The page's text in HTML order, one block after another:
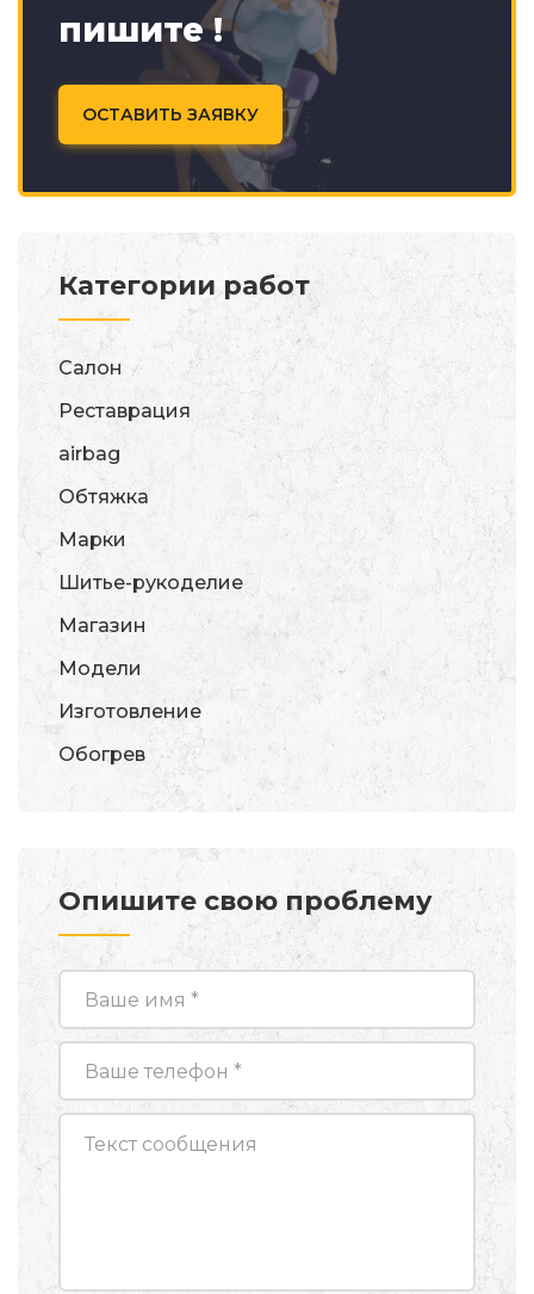
пишите !
ОСТАВИТЬ ЗАЯВКУ
Категории работ
Салон
Реставрация
airbag
Обтяжка
Марки
Шитье-рукоделие
Магазин
Модели
Изготовление
Обогрев
Опишите свою проблему